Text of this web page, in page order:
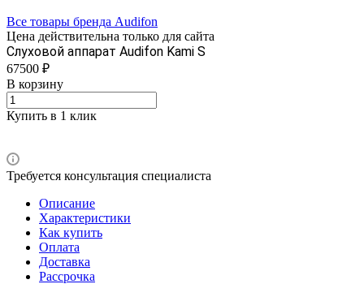
Все товары бренда Audifon
Цена действительна только для сайта
Слуховой аппарат Audifon Kami S
67500 ₽
В корзину
Купить в 1 клик
Требуется консультация специалиста
Описание
Характеристики
Как купить
Оплата
Доставка
Рассрочка